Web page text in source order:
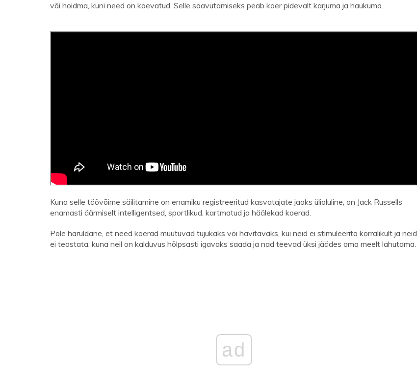
või hoidma, kuni need on kaevatud. Selle saavutamiseks peab koer pidevalt karjuma ja haukuma.
Kuna selle töövõime säilitamine on enamiku registreeritud kasvatajate jaoks ülioluline, on Jack Russells
enamasti äärmiselt intelligentsed, sportlikud, kartmatud ja häälekad koerad.
Pole haruldane, et need koerad muutuvad tujukaks või hävitavaks, kui neid ei stimuleerita korralikult ja neid
ei teostata, kuna neil on kalduvus hõlpsasti igavaks saada ja nad teevad üksi jäädes oma meelt lahutama.
ad